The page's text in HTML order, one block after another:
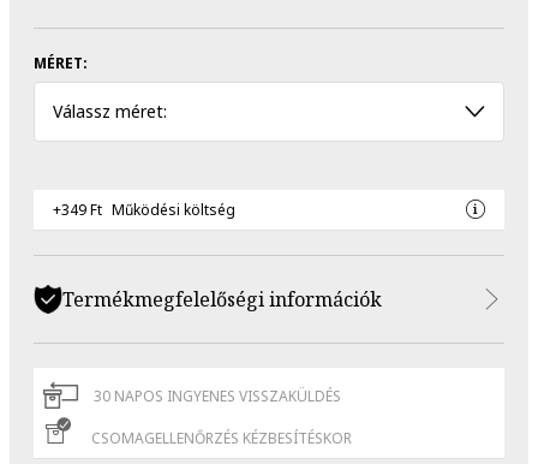
MÉRET:
Válassz méret:
+349 Ft Működési költség
Termékmegfelelőségi információk
30 NAPOS INGYENES VISSZAKÜLDÉS
CSOMAGELLENŐRZÉS KÉZBESÍTÉSKOR